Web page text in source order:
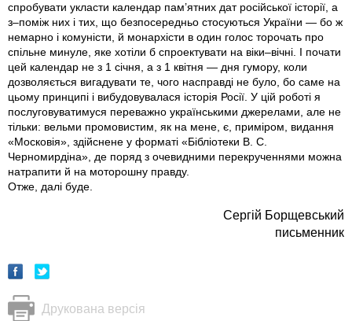
спробувати укласти календар пам’ятних дат російської історії, а
з–поміж них і тих, що безпосередньо стосуються України — бо ж
немарно і комуністи, й монархісти в один голос торочать про
спільне минуле, яке хотіли б спроектувати на віки–вічні. І почати
цей календар не з 1 січня, а з 1 квітня — дня гумору, коли
дозволяється вигадувати те, чого насправді не було, бо саме на
цьому принципі і вибудовувалася історія Росії. У цій роботі я
послуговуватимуся переважно українськими джерелами, але не
тільки: вельми промовистим, як на мене, є, приміром, видання
«Московія», здійснене у форматі «Бібліотеки В. С.
Черномирдіна», де поряд з очевидними перекрученнями можна
натрапити й на моторошну правду.
Отже, далі буде.
Сергій Борщевський
письменник
Друкована версія